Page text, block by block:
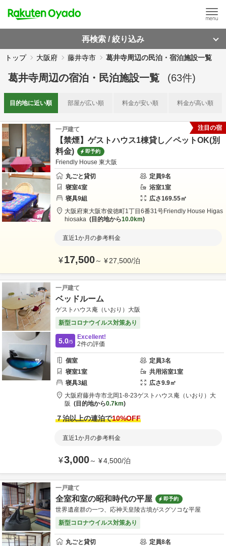
再検索 / 絞り込み
トップ 大阪府 藤井寺市 葛井寺周辺の民泊・宿泊施設一覧
葛井寺周辺の宿泊・民泊施設一覧 (63件)
目的地に近い順 部屋が広い順 料金が安い順 料金が高い順
一戸建て
【禁煙】ゲストハウス1棟貸し／ペットOK(別
料金)
即予約
Friendly House 東大阪
丸ごと貸切
定員9名
寝室4室 浴室1室
寝具9組 広さ169.55㎡
大阪府東大阪市俊徳町1丁目6番31号Friendly House Higas
hiosaka
目的地から10.0km
直近1か月の参考料金
¥17,500～ ¥27,500/泊
注目の宿
一戸建て
ベッドルーム
ゲストハウス庵（いおり）大阪
新型コロナウイルス対策あり
5.0/5
Excellent!
2件の評価
個室 定員3名
寝室1室 共用浴室1室
寝具3組 広さ9.9㎡
大阪府藤井寺市北岡1-8-23ゲストハウス庵（いおり）大
阪
目的地から0.7km
７泊以上の連泊で10%OFF
直近1か月の参考料金
¥3,000～ ¥4,500/泊
一戸建て
全室和室の昭和時代の平屋 即予約
世界遺産群の一つ、応神天皇陵古墳がスグソコな平屋
新型コロナウイルス対策あり
丸ごと貸切 定員8名